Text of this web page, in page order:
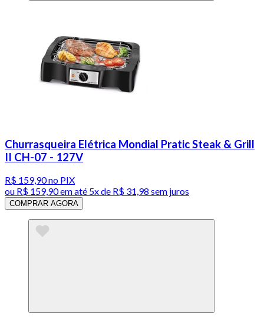
Churrasqueira Elétrica Mondial Pratic Steak & Grill
II CH-07 - 127V
R$ 159,90no PIX
ou R$ 159,90em até 5x de R$ 31,98 sem juros
COMPRAR AGORA